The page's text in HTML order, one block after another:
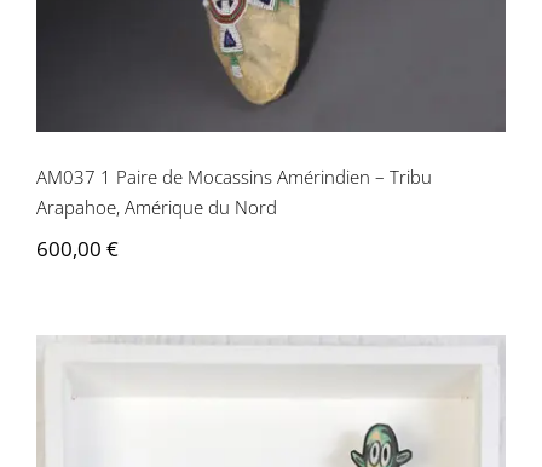
AM037 1 Paire de Mocassins Amérindien – Tribu
Arapahoe, Amérique du Nord
600,00 €